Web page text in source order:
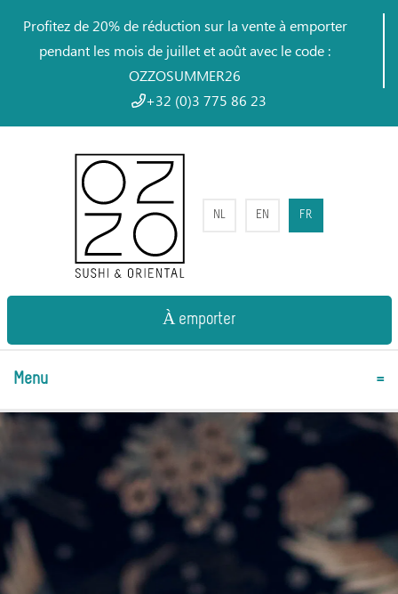
Profitez de 20% de réduction sur la vente à emporter
pendant les mois de juillet et août avec le code :
OZZOSUMMER26
+32 (0)3 775 86 23
NL EN FR
À emporter
Menu =